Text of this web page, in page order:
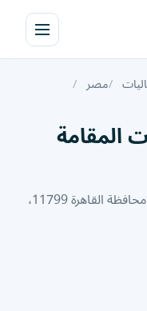
مصر
المقامة
طريق النصر، شيراتون المطار، قسم النزهة، محافظة القاهرة‬ 11799،